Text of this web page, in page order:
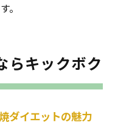
。
らキックボク
ダイエットの魅力